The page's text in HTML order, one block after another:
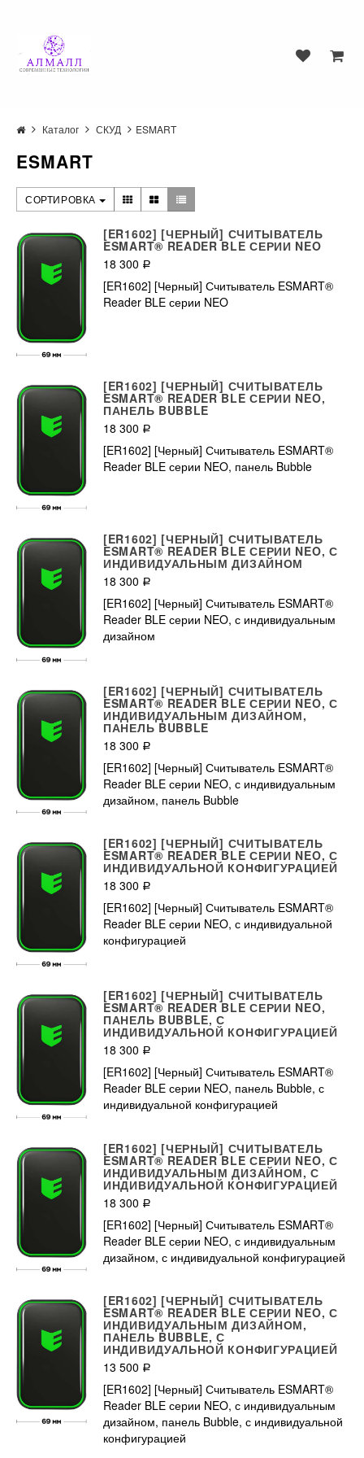
Каталог СКУД ESMART
ESMART
СОРТИРОВКА
[ER1602] [ЧЕРНЫЙ] СЧИТЫВАТЕЛЬ
ESMART® READER BLE СЕРИИ NEO
18 300 Р
[ER1602] [Черный] Считыватель ESMART®
Reader BLE серии NEO
[ER1602] [ЧЕРНЫЙ] СЧИТЫВАТЕЛЬ
ESMART® READER BLE СЕРИИ NEO,
ПАНЕЛЬ BUBBLE
18 300 Р
[ER1602] [Черный] Считыватель ESMART®
Reader BLE серии NEO, панель Bubble
[ER1602] [ЧЕРНЫЙ] СЧИТЫВАТЕЛЬ
ESMART® READER BLE СЕРИИ NEO, С
ИНДИВИДУАЛЬНЫМ ДИЗАЙНОМ
18 300 Р
[ER1602] [Черный] Считыватель ESMART®
Reader BLE серии NEO, с индивидуальным
дизайном
[ER1602] [ЧЕРНЫЙ] СЧИТЫВАТЕЛЬ
ESMART® READER BLE СЕРИИ NEO, С
ИНДИВИДУАЛЬНЫМ ДИЗАЙНОМ,
ПАНЕЛЬ BUBBLE
18 300 Р
[ER1602] [Черный] Считыватель ESMART®
Reader BLE серии NEO, с индивидуальным
дизайном, панель Bubble
[ER1602] [ЧЕРНЫЙ] СЧИТЫВАТЕЛЬ
ESMART® READER BLE СЕРИИ NEO, С
ИНДИВИДУАЛЬНОЙ КОНФИГУРАЦИЕЙ
18 300 Р
[ER1602] [Черный] Считыватель ESMART®
Reader BLE серии NEO, с индивидуальной
конфигурацией
[ER1602] [ЧЕРНЫЙ] СЧИТЫВАТЕЛЬ
ESMART® READER BLE СЕРИИ NEO,
ПАНЕЛЬ BUBBLE, С
ИНДИВИДУАЛЬНОЙ КОНФИГУРАЦИЕЙ
18 300 Р
[ER1602] [Черный] Считыватель ESMART®
Reader BLE серии NEO, панель Bubble, с
индивидуальной конфигурацией
[ER1602] [ЧЕРНЫЙ] СЧИТЫВАТЕЛЬ
ESMART® READER BLE СЕРИИ NEO, С
ИНДИВИДУАЛЬНЫМ ДИЗАЙНОМ, С
ИНДИВИДУАЛЬНОЙ КОНФИГУРАЦИЕЙ
18 300 Р
[ER1602] [Черный] Считыватель ESMART®
Reader BLE серии NEO, с индивидуальным
дизайном, с индивидуальной конфигурацией
[ER1602] [ЧЕРНЫЙ] СЧИТЫВАТЕЛЬ
ESMART® READER BLE СЕРИИ NEO, С
ИНДИВИДУАЛЬНЫМ ДИЗАЙНОМ,
ПАНЕЛЬ BUBBLE, С
ИНДИВИДУАЛЬНОЙ КОНФИГУРАЦИЕЙ
13 500 Р
[ER1602] [Черный] Считыватель ESMART®
Reader BLE серии NEO, с индивидуальным
дизайном, панель Bubble, с индивидуальной
конфигурацией